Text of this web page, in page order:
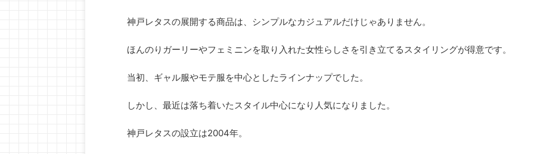
神戸レタスの展開する商品は、シンプルなカジュアルだけじゃありません。
ほんのりガーリーやフェミニンを取り入れた女性らしさを引き立てるスタイリングが得意です。
当初、ギャル服やモテ服を中心としたラインナップでした。
しかし、最近は落ち着いたスタイル中心になり人気になりました。
神戸レタスの設立は2004年。